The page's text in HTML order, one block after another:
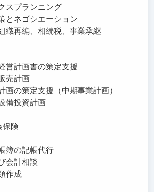
スプランニング
とネゴシエーション
織再編、相続税、事業承継
営計画書の策定支援
売計画
画の策定支援（中期事業計画）
備投資計画
保険
簿の記帳代行
会計相談
作成